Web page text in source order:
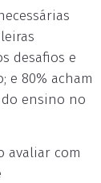
desafios e
e 80% acham
do ensino no
avaliar com